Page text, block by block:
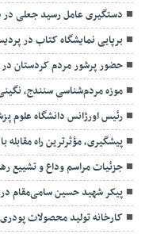
دستگیری عامل رسید جعلی
برپایی نمایشگاه کتاب در
حضور پرشور مردم کردستان در راهپیمائی
موزه مردم‌شناسی سنندج،
رئیس اورژانس دانشگاه علوم
پیشگیری، مؤثرترین راه مقابله
جزئیات مراسم وداع و تشییع
پیکر شهید حسین سامی‌مقام
کارخانه تولید محصولات